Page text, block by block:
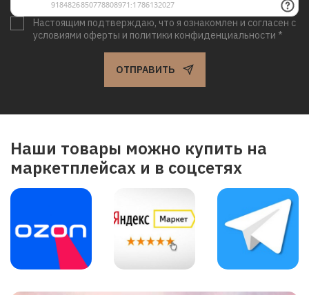
Настоящим подтверждаю, что я ознакомлен и согласен с
условиями оферты и политики конфиденциальности *
ОТПРАВИТЬ
Наши товары можно купить на
маркетплейсах и в соцсетях